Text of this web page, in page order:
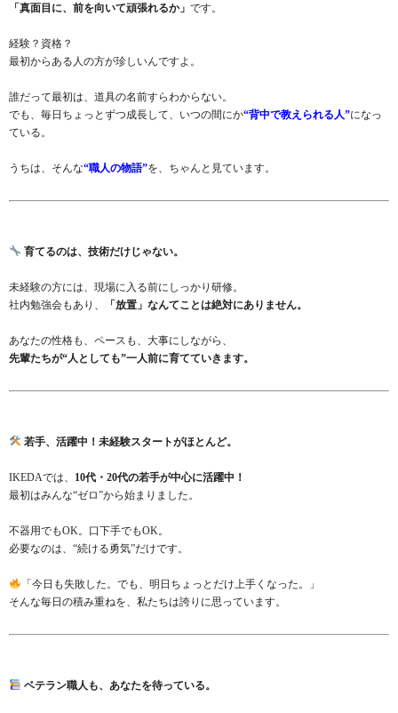
「真面目に、前を向いて頑張れるか」 です。
経験？資格？
最初からある人の方が珍しいんですよ。
誰だって最初は、道具の名前すらわからない。
でも、毎日ちょっとずつ成長して、いつの間にか“背中で教えられる人”になっ
ている。
うちは、そんな“職人の物語”を、ちゃんと見ています。
育てるのは、技術だけじゃない。
未経験の方には、現場に入る前にしっかり研修。
社内勉強会もあり、
「放置」なんてことは絶対にありません。
あなたの性格も、ペースも、大事にしながら、
先輩たちが“人としても”一人前に育てていきます。
若手、活躍中！未経験スタートがほとんど。
IKEDAでは、 10代・20代の若手が中心に活躍中！
最初はみんな“ゼロ”から始まりました。
不器用でもOK。口下手でもOK。
必要なのは、“続ける勇気”だけです。
「今日も失敗した。でも、明日ちょっとだけ上手くなった。」
そんな毎日の積み重ねを、私たちは誇りに思っています。
ベテラン職人も、あなたを待っている。